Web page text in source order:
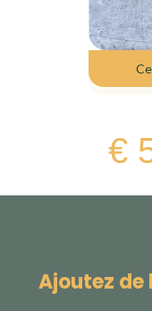
€
Ajoutez de